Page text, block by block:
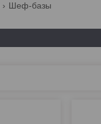
Шеф-базы